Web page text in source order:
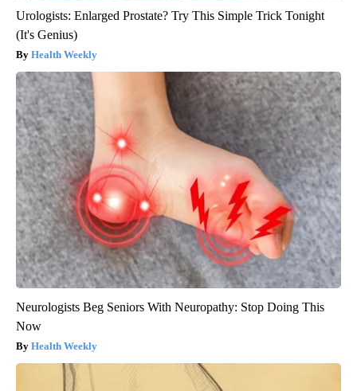
Urologists: Enlarged Prostate? Try This Simple Trick Tonight
(It's Genius)
Health Weekly
Neurologists Beg Seniors With Neuropathy: Stop Doing This
Now
Health Weekly